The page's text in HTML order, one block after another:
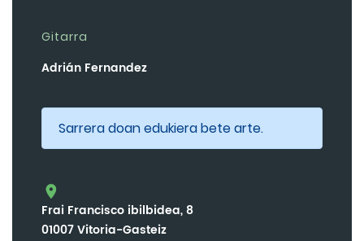
Gitarra
Adrián Fernandez
Sarrera doan edukiera bete arte.
Frai Francisco ibilbidea, 8
01007 Vitoria-Gasteiz